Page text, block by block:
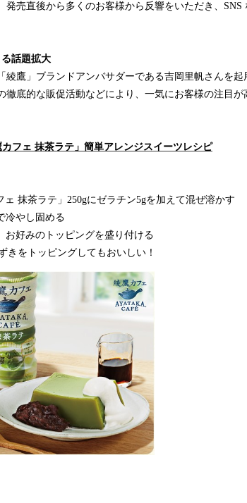
発売直後から多くのお客様から反響をいただき、SNS
話題拡大
綾鷹」ブランドアンバサダーである吉岡里帆さんを起
徹底的な販促活動などにより、一気にお客様の注目
フェ 抹茶ラテ」簡単アレンジスイーツレシピ
抹茶ラテ」250gにゼラチン5gを加えて混ぜ溶かす
やし固める
好みのトッピングを盛り付ける
きをトッピングしてもおいしい！